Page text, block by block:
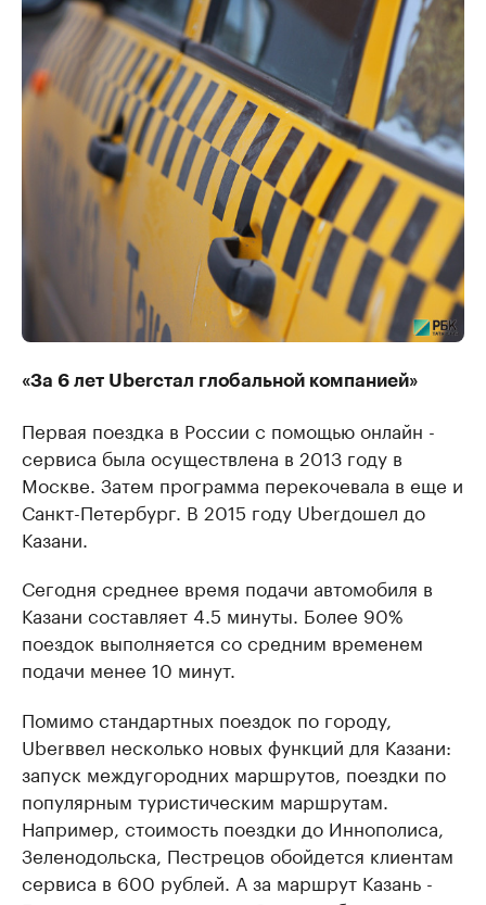
«За 6 лет Uberстал глобальной компанией»
Первая поездка в России с помощью онлайн -
сервиса была осуществлена в 2013 году в
Москве. Затем программа перекочевала в еще и
Санкт-Петербург. В 2015 году Uberдошел до
Казани.
Сегодня среднее время подачи автомобиля в
Казани составляет 4.5 минуты. Более 90%
поездок выполняется со средним временем
подачи менее 10 минут.
Помимо стандартных поездок по городу,
Uberввел несколько новых функций для Казани:
запуск междугородних маршрутов, поездки по
популярным туристическим маршрутам.
Например, стоимость поездки до Иннополиса,
Зеленодольска, Пестрецов обойдется клиентам
сервиса в 600 рублей. А за маршрут Казань -